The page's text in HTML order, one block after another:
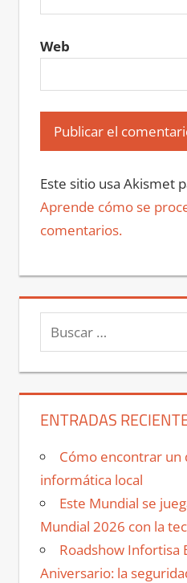
Web
Este sitio usa Akismet
Aprende cómo se
comentarios.
Buscar:
ENTRADAS
Cómo encontrar
informática local
Este Mundial se
Mundial 2026 con la
Roadshow Infortisa
Aniversario: la